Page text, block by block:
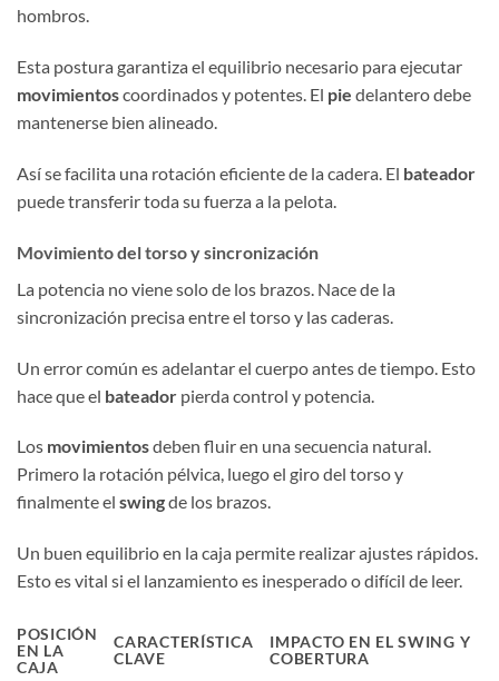
hombros.
Esta postura garantiza el equilibrio necesario para ejecutar
movimientoscoordinados y potentes. El pie delantero debe
mantenerse bien alineado.
Así se facilita una rotación eficiente de la cadera. El bateador
puede transferir toda su fuerza a la pelota.
Movimiento del torso y sincronización
La potencia no viene solo de los brazos. Nace de la
sincronización precisa entre el torso y las caderas.
Un error común es adelantar el cuerpo antes de tiempo. Esto
hace que el bateador pierda control y potencia.
Los movimientosdeben fluir en una secuencia natural.
Primero la rotación pélvica, luego el giro del torso y
finalmente el swingde los brazos.
Un buen equilibrio en la caja permite realizar ajustes rápidos.
Esto es vital si el lanzamiento es inesperado o difícil de leer.
POSICIÓN
EN LA
CAJA
CARACTERÍSTICA
CLAVE
IMPACTO EN EL SWING Y
COBERTURA